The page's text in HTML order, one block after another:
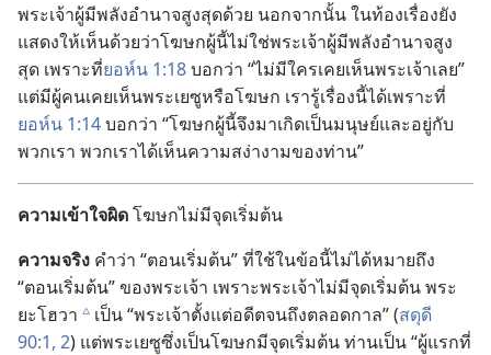
พระเจ้า​ผู้​มี​พลัง​อำนาจ​สูง​สุด​ด้วย นอก​จาก​นั้น ใน​ท้อง​เรื่อง​ยัง​
แสดง​ให้​เห็น​ด้วย​ว่า​โฆษก​ผู้​นี้​ไม่​ใช่​พระเจ้า​ผู้​มี​พลัง​อำนาจ​สูง​
สุด เพราะ​ที่​ยอห์น 1:18บอก​ว่า “ไม่​มี​ใคร​เคย​เห็น​พระเจ้า​เลย”
แต่​มี​ผู้​คน​เคย​เห็น​พระ​เยซู​หรือ​โฆษก เรา​รู้​เรื่อง​นี้​ได้​เพราะ​ที่​
ยอห์น 1:14บอก​ว่า “โฆษก​ผู้​นี้​จึง​มา​เกิด​เป็น​มนุษย์​และ​อยู่​กับ​
พวก​เรา พวก​เรา​ได้​เห็น​ความ​สง่า​งาม​ของ​ท่าน”
ความ​เข้าใจ​ผิดโฆษก​ไม่​มี​จุด​เริ่ม​ต้น
ความ​จริง คำ​ว่า “ตอน​เริ่ม​ต้น” ที่​ใช้​ใน​ข้อ​นี้​ไม่​ได้​หมาย​ถึง
“ตอน​เริ่ม​ต้น” ของ​พระเจ้า เพราะ​พระเจ้า​ไม่​มี​จุด​เริ่ม​ต้น พระ​
ยะโฮวา c เป็น “พระเจ้า​ตั้ง​แต่​อดีต​จน​ถึง​ตลอด​กาล” (สดุดี
90:1, 2) แต่​พระ​เยซู​ซึ่ง​เป็น​โฆษก​มี​จุด​เริ่ม​ต้น ท่าน​เป็น “ผู้​แรก​ที่​